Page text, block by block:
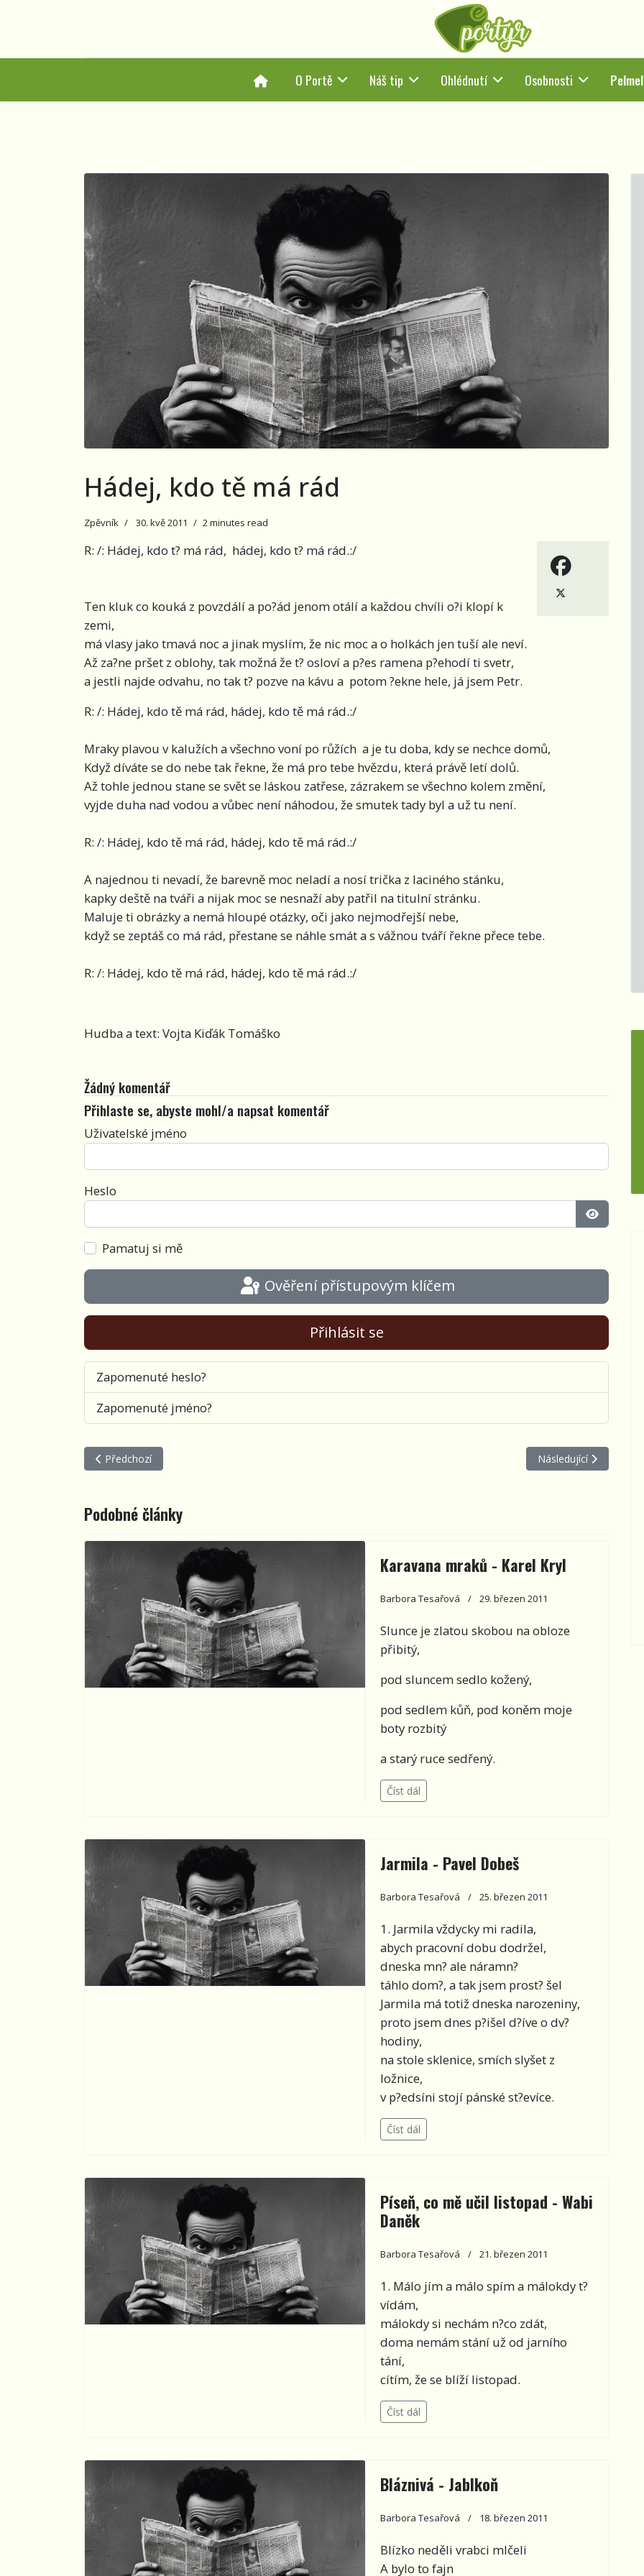
HomeO Portě Náš tip Ohlédnutí Osobnosti Pelmel
Hádej, kdo tě má rád
Zpěvník 30. kvě 2011 2 minutes read
R: /: Hádej, kdo t? má rád, hádej, kdo t? má rád.:/
Ten kluk co kouká z povzdálí a po?ád jenom otálí a každou chvíli o?i klopí k
zemi,
má vlasy jako tmavá noc a jinak myslím, že nic moc a o holkách jen tuší ale neví.
Až za?ne pršet z oblohy, tak možná že t? osloví a p?es ramena p?ehodí ti svetr,
a jestli najde odvahu, no tak t? pozve na kávu a potom ?ekne hele, já jsem Petr.
R: /: Hádej, kdo tě má rád, hádej, kdo tě má rád.:/
Mraky plavou v kalužích a všechno voní po růžích a je tu doba, kdy se nechce domů,
Když díváte se do nebe tak řekne, že má pro tebe hvězdu, která právě letí dolů.
Až tohle jednou stane se svět se láskou zatřese, zázrakem se všechno kolem změní,
vyjde duha nad vodou a vůbec není náhodou, že smutek tady byl a už tu není.
R: /: Hádej, kdo tě má rád, hádej, kdo tě má rád.:/
A najednou ti nevadí, že barevně moc neladí a nosí trička z laciného stánku,
kapky deště na tváři a nijak moc se nesnaží aby patřil na titulní stránku.
Maluje ti obrázky a nemá hloupé otázky, oči jako nejmodřejší nebe,
když se zeptáš co má rád, přestane se náhle smát a s vážnou tváří řekne přece tebe.
R: /: Hádej, kdo tě má rád, hádej, kdo tě má rád.:/
Hudba a text: Vojta Kiďák Tomáško
Žádný komentář
Přihlaste se, abyste mohl/a napsat komentář
Uživatelské jméno
Heslo
Zobrazit
Pamatuj si mě
Ověření přístupovým klíčem
Přihlásit se
Zapomenuté heslo?
Zapomenuté jméno?
Předchozí článek: Karlínský nábřeží
Předchozí Další článek: Krysař a
Následující
Podobné články
Karavana mraků - Karel Kryl
Barbora Tesařová 29. březen 2011
Slunce je zlatou skobou na obloze
přibitý,
pod sluncem sedlo kožený,
pod sedlem kůň, pod koněm moje
boty rozbitý
a starý ruce sedřený.
Číst dál
Jarmila - Pavel Dobeš
Barbora Tesařová 25. březen 2011
1. Jarmila vždycky mi radila,
abych pracovní dobu dodržel,
dneska mn? ale náramn?
táhlo dom?, a tak jsem prost? šel
Jarmila má totiž dneska narozeniny,
proto jsem dnes p?išel d?íve o dv?
hodiny,
na stole sklenice, smích slyšet z
ložnice,
v p?edsíni stojí pánské st?evíce.
Číst dál
Píseň, co mě učil listopad - Wabi
Daněk
Barbora Tesařová 21. březen 2011
1. Málo jím a málo spím a málokdy t?
vídám,
málokdy si nechám n?co zdát,
doma nemám stání už od jarního
tání,
cítím, že se blíží listopad.
Číst dál
Bláznivá - Jablkoň
Barbora Tesařová 18. březen 2011
Blízko neděli vrabci mlčeli
A bylo to fajn